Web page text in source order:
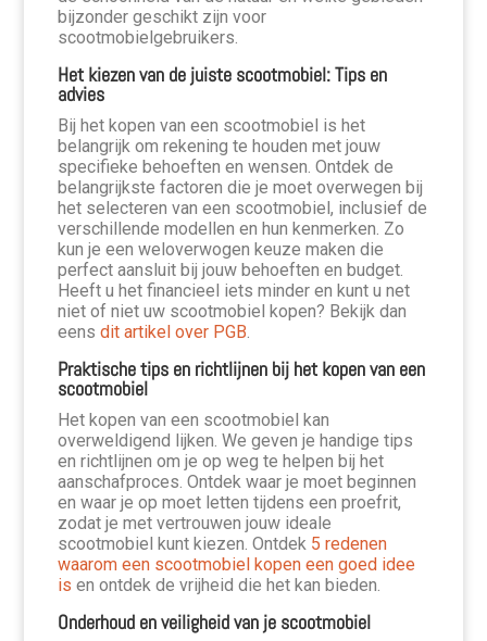
bijzonder geschikt zijn voor
scootmobielgebruikers.
Het kiezen van de juiste scootmobiel: Tips en
advies
Bij het kopen van een scootmobiel is het
belangrijk om rekening te houden met jouw
specifieke behoeften en wensen. Ontdek de
belangrijkste factoren die je moet overwegen bij
het selecteren van een scootmobiel, inclusief de
verschillende modellen en hun kenmerken. Zo
kun je een weloverwogen keuze maken die
perfect aansluit bij jouw behoeften en budget.
Heeft u het financieel iets minder en kunt u net
niet of niet uw scootmobiel kopen? Bekijk dan
eens dit artikel over PGB.
Praktische tips en richtlijnen bij het kopen van een
scootmobiel
Het kopen van een scootmobiel kan
overweldigend lijken. We geven je handige tips
en richtlijnen om je op weg te helpen bij het
aanschafproces. Ontdek waar je moet beginnen
en waar je op moet letten tijdens een proefrit,
zodat je met vertrouwen jouw ideale
scootmobiel kunt kiezen. Ontdek 5 redenen
waarom een scootmobiel kopen een goed idee
is en ontdek de vrijheid die het kan bieden.
Onderhoud en veiligheid van je scootmobiel